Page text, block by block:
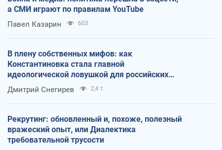
а СМИ играют по правилам YouTube
Павел Казарин 603
В плену собственных мифов: как
Константиновка стала главной
идеологической ловушкой для российских
оккупантов
Дмитрий Снегирев 2,4 т.
Рекрутинг: обновленный и, похоже, полезный
вражеский опыт, или Диалектика
требовательной трусости